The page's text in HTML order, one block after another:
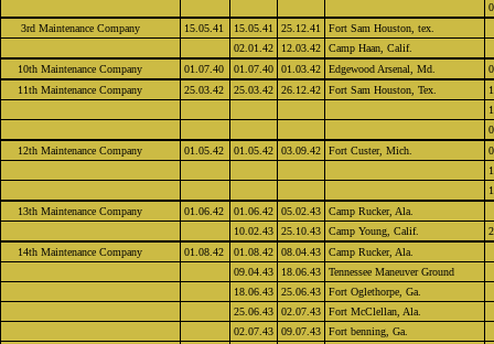
3rd Maintenance Company
15.05.41 15.05.41 25.12.41
Fort Sam Houston, tex.
02.01.42
12.03.42
Camp Haan, Calif.
10th Maintenance Company
01.07.40 01.07.40 01.03.42 Edgewood Arsenal, Md.
11th Maintenance Company
25.03.42 25.03.42 26.12.42 Fort Sam Houston, Tex.
12th Maintenance Company
01.05.42 01.05.42 03.09.42 Fort Custer, Mich.
13th Maintenance Company
01.06.42 01.06.42 05.02.43
Camp Rucker, Ala.
10.02.43
25.10.43 Camp Young, Calif.
14th Maintenance Company
01.08.42 01.08.42 08.04.43
Camp Rucker, Ala.
09.04.43
18.06.43
Tennessee Maneuver Ground
18.06.43
25.06.43
Fort Oglethorpe, Ga.
25.06.43
02.07.43
Fort McClellan, Ala.
02.07.43
09.07.43
Fort benning, Ga.